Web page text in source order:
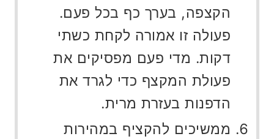
הקצפה, בערך כף בכל פעם.
פעולה זו אמורה לקחת כשתי
דקות. מדי פעם מפסיקים את
פעולת המקצף כדי לגרד את
הדפנות בעזרת מרית.
ממשיכים להקציף במהירות